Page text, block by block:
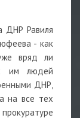
ДНР Равиля
- как
вряд ли
им людей
ДНР,
на все тех